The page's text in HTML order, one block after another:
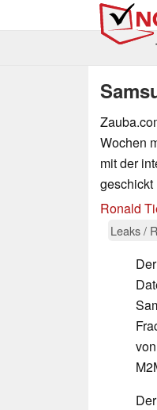
Wochen
mit der
geschickt
Ronald
Leaks /